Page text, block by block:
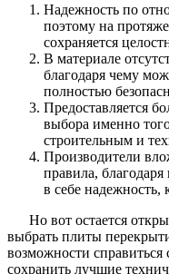
Надежность по
поэтому на
сохраняется
В материале
благодаря чему
полностью
Предоставляется
выбора именно
строительным и
Производители
правила,
в себе надежность,
Но вот остается
выбрать плиты
возможности справиться
сохранить лучшие